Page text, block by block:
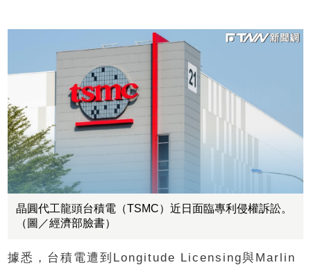
晶圓代工龍頭台積電（TSMC）近日面臨專利侵權訴訟。
（圖／經濟部臉書）
據悉，台積電遭到Longitude Licensing與Marlin